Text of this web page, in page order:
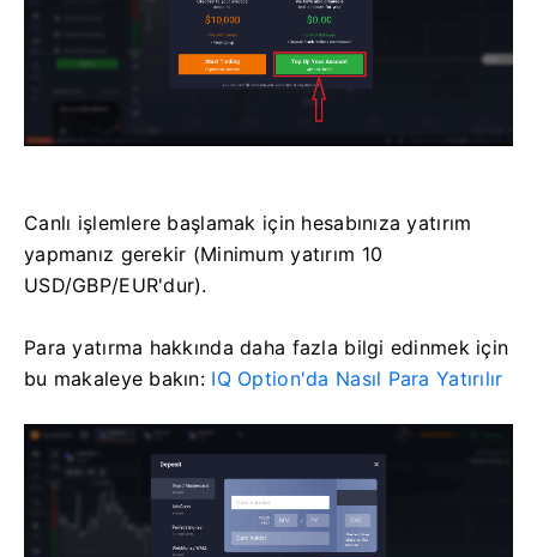
Canlı işlemlere başlamak için hesabınıza yatırım
yapmanız gerekir (Minimum yatırım 10
USD/GBP/EUR'dur).
Para yatırma hakkında daha fazla bilgi edinmek için
bu makaleye bakın: IQ Option'da Nasıl Para Yatırılır